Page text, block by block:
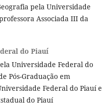
pela Universidade
Associada III da
do Piauí
Universidade Federal do
Pós-Graduação em
Federal do Piauí e
do Piauí